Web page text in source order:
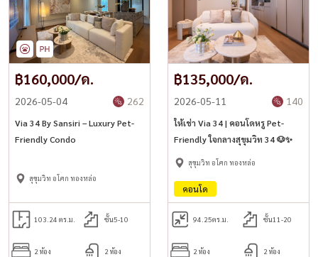
฿160,000/ด.
2026-05-04 262
Via 34 By Sansiri – Luxury Pet-
Friendly Condo
สุขุมวิท อโศก ทองหล่อ
103.24 ตร.ม. ชั้น5-10
2 ห้อง 2 ห้อง
฿135,000/ด.
2026-05-11 140
ให้เช่า Via 34 | คอนโดหรู Pet-
Friendly ใจกลางสุขุมวิท 34 🐶✨
สุขุมวิท อโศก ทองหล่อ
คอนโด
94.25ตร.ม. ชั้น11-20
2 ห้อง 2 ห้อง